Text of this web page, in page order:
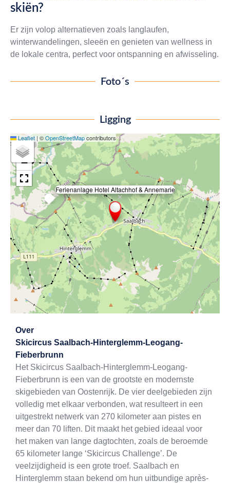
skiën?
Er zijn volop alternatieven zoals langlaufen,
winterwandelingen, sleeën en genieten van wellness in
de lokale centra, perfect voor ontspanning en afwisseling.
Foto´s
Ligging
Ferienanlage Hotel Altachhof & Annemarie
×
+
−
Leaflet | ©OpenStreetMapcontributors
Over
Skicircus Saalbach-Hinterglemm-Leogang-
Fieberbrunn
Het Skicircus Saalbach-Hinterglemm-Leogang-
Fieberbrunn is een van de grootste en modernste
skigebieden van Oostenrijk. De vier deelgebieden zijn
volledig met elkaar verbonden, wat resulteert in een
uitgestrekt netwerk van 270 kilometer aan pistes en
meer dan 70 liften. Dit maakt het gebied ideaal voor
het maken van lange dagtochten, zoals de beroemde
65 kilometer lange ‘Skicircus Challenge’. De
veelzijdigheid is een grote troef. Saalbach en
Hinterglemm staan bekend om hun uitbundige après-